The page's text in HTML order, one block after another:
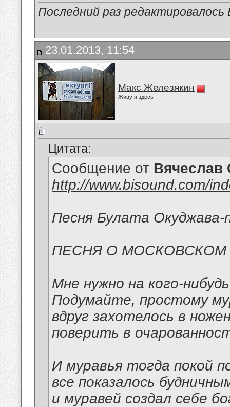
Последний раз
23.01.2013, 11:54
Макс Железякин
Живу я здесь
Цитата:
Сообщение от Вячеслав
http://www.bisound.com/
Песня Булата Окуджава-
ПЕСНЯ О МОСКОВСКОМ
Мне нужно на кого-
Подумайте, простому
вдруг захотелось в
поверить в
И муравья тогда покой
все показалось
и муравей создал себе